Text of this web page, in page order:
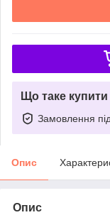
Що таке
Замовлення
Опис
Опис